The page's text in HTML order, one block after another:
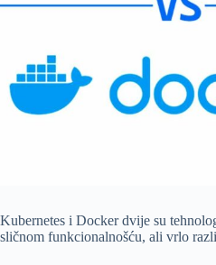
Kubernetes i Docker dvije su
sličnom funkcionalnošću, ali vrlo